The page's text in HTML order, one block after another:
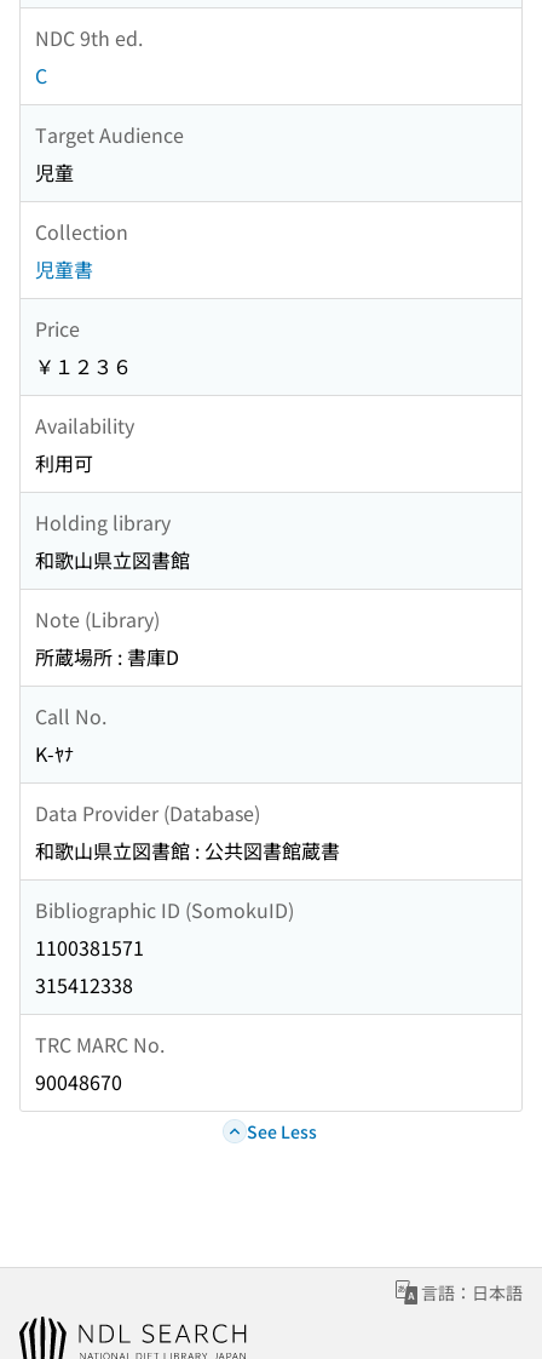
NDC 9th ed.
C
Target Audience
児童
Collection
児童書
Price
￥１２３６
Availability
利用可
Holding library
和歌山県立図書館
Note (Library)
所蔵場所 : 書庫D
Call No.
K-ﾔﾅ
Data Provider (Database)
和歌山県立図書館 : 公共図書館蔵書
Bibliographic ID (SomokuID)
1100381571
315412338
TRC MARC No.
90048670
See Less
言語：日本語